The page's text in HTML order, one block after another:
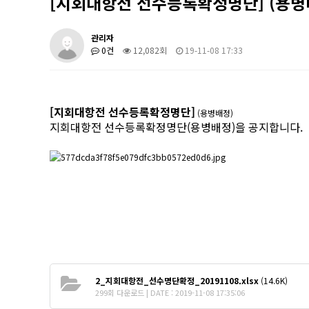
관리자
0건
12,082회 19-11-08 17:33
[지회대항전 선수등록확정명단] (용병배정)
지회대항전 선수등록확정명단(용병배정)을 공지합니다.
2_지회대항전_선수명단확정_20191108.xlsx (14.6K)
299회 다운로드 | DATE : 2019-11-08 17:35:06